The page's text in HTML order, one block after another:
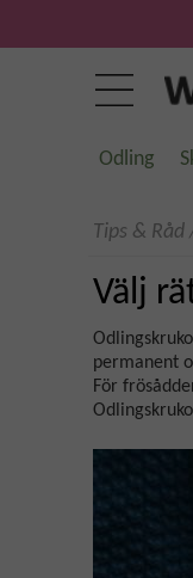
Odling
Tips & Råd
Välj
permanent
För